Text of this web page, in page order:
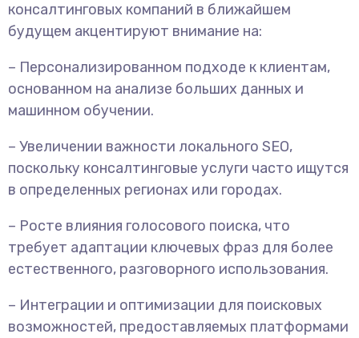
консалтинговых компаний в ближайшем
будущем акцентируют внимание на:
– Персонализированном подходе к клиентам,
основанном на анализе больших данных и
машинном обучении.
– Увеличении важности локального SEO,
поскольку консалтинговые услуги часто ищутся
в определенных регионах или городах.
– Росте влияния голосового поиска, что
требует адаптации ключевых фраз для более
естественного, разговорного использования.
– Интеграции и оптимизации для поисковых
возможностей, предоставляемых платформами